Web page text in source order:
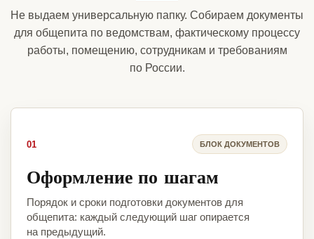
Не выдаем универсальную папку. Собираем документы
для общепита по ведомствам, фактическому процессу
работы, помещению, сотрудникам и требованиям
по России.
01 БЛОК ДОКУМЕНТОВ
Оформление по шагам
Порядок и сроки подготовки документов для
общепита: каждый следующий шаг опирается
на предыдущий.